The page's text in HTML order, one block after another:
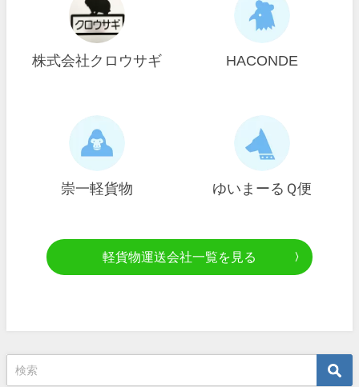
株式会社クロウサギ HACONDE
崇一軽貨物 ゆいまーるＱ便
軽貨物運送会社一覧を見る